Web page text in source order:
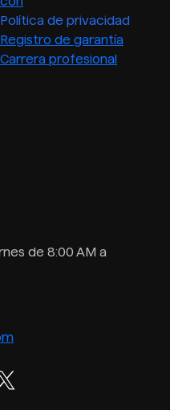
Política de privacidad
Registro de garantía
Carrera profesional
de 8:00 AM a